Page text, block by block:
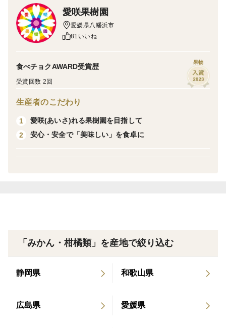
さわやかな風味で初秋にぴったりです！！
※甘いみかんが好きな方は、11月の早生みかんまでお待
・重量：約11kg（箱込み）
安)
・外観：家庭用（多少の傷あり）
愛咲果樹園
愛媛県八幡浜市
81いいね
食べチョクAWARD受賞歴
受賞回数 2回
果物
生産者のこだわり
1
愛咲(あいさ)れる果樹園を目指して
2
安心・安全で「美味しい」を食卓に
「みかん・柑橘類」を産地で絞り込む
静岡県 和歌山県
広島県 愛媛県